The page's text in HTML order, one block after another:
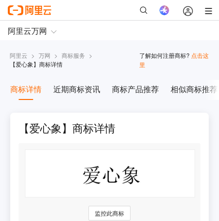
阿里云 > 万网 > 商标服务 >
【爱心象】商标详情
了解如何注册商标? 点击这
里
商标详情 近期商标资讯 商标产品推荐 相似商标推荐
【爱心象】商标详情
监控此商标